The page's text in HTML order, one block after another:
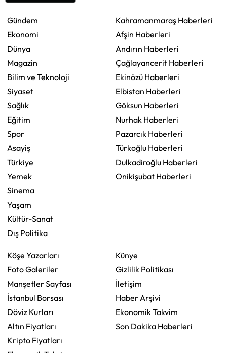
Gündem
Ekonomi
Dünya
Magazin
Bilim ve Teknoloji
Siyaset
Sağlık
Eğitim
Spor
Asayiş
Türkiye
Yemek
Sinema
Yaşam
Kültür-Sanat
Dış Politika
Kahramanmaraş Haberleri
Afşin Haberleri
Andırın Haberleri
Çağlayancerit Haberleri
Ekinözü Haberleri
Elbistan Haberleri
Göksun Haberleri
Nurhak Haberleri
Pazarcık Haberleri
Türkoğlu Haberleri
Dulkadiroğlu Haberleri
Onikişubat Haberleri
Köşe Yazarları
Foto Galeriler
Manşetler Sayfası
İstanbul Borsası
Döviz Kurları
Altın Fiyatları
Kripto Fiyatları
Künye
Gizlilik Politikası
İletişim
Haber Arşivi
Ekonomik Takvim
Son Dakika Haberleri